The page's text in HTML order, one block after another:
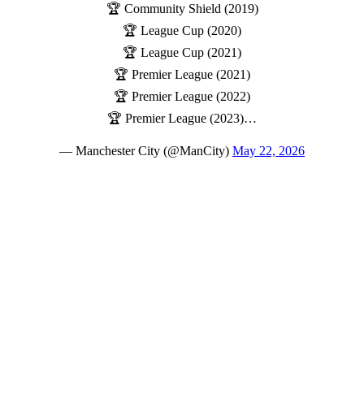
🏆 Community Shield (2019)
🏆 League Cup (2020)
🏆 League Cup (2021)
🏆 Premier League (2021)
🏆 Premier League (2022)
🏆 Premier League (2023)…
— Manchester City (@ManCity) May 22, 2026